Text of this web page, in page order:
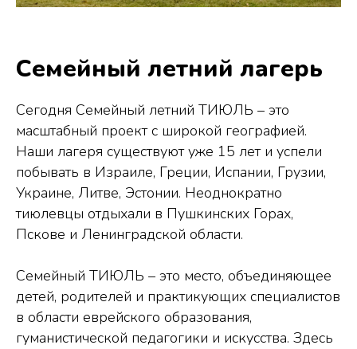
Семейный летний лагерь
Сегодня Семейный летний ТИЮЛЬ – это
масштабный проект с широкой географией.
Наши лагеря существуют уже 15 лет и успели
побывать в Израиле, Греции, Испании, Грузии,
Украине, Литве, Эстонии. Неоднократно
тиюлевцы отдыхали в Пушкинских Горах,
Пскове и Ленинградской области.
Семейный ТИЮЛЬ – это место, объединяющее
детей, родителей и практикующих специалистов
в области еврейского образования,
гуманистической педагогики и искусства. Здесь